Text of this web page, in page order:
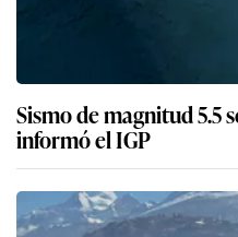
Sismo de magnitud 5.5
informó el IGP